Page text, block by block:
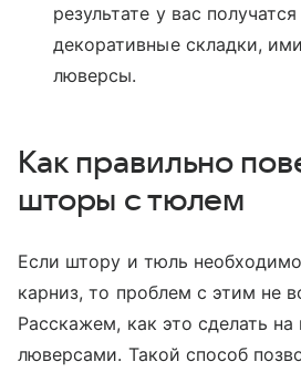
результате у вас
декоративные складки,
люверсы.
Как правильно
шторы с тюлем
Если штору и тюль
карниз, то проблем с этим не
Расскажем, как это сделать
люверсами. Такой способ